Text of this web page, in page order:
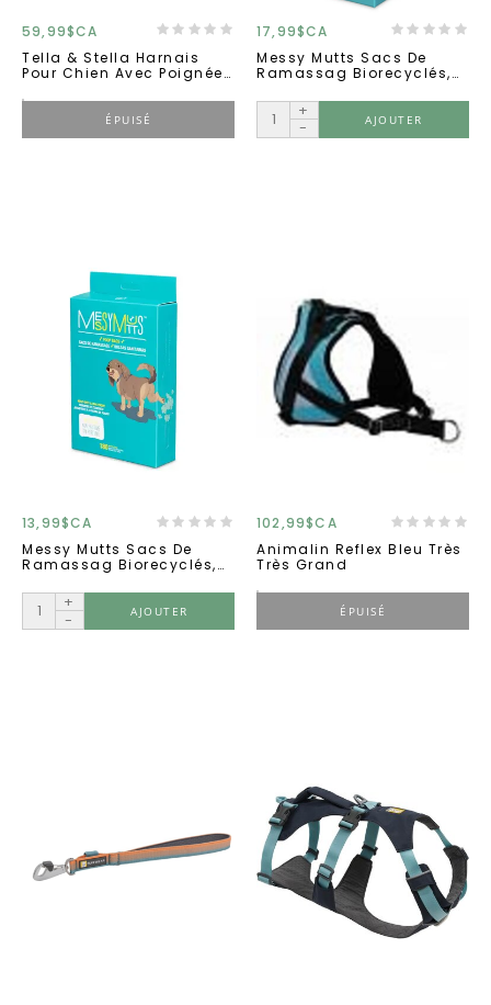
59,99$CA
Tella & Stella Harnais
Pour Chien Avec Poignée
ÉPUISÉ
17,99$CA
Messy Mutts Sacs De
Ramassag Biorecyclés,
Vrac (365u)
+
-
AJOUTER
13,99$CA
Messy Mutts Sacs De
Ramassag Biorecyclés,
(180u)
+
-
AJOUTER
102,99$CA
Animalin Reflex Bleu Très
Très Grand
ÉPUISÉ